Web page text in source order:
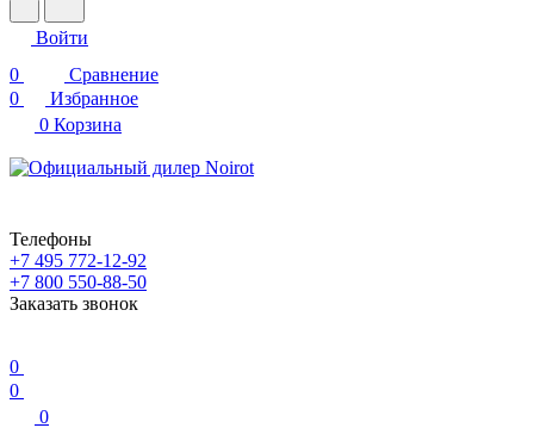
Войти
0
Сравнение
0
Избранное
0 Корзина
Телефоны
+7 495 772-12-92
+7 800 550-88-50
Заказать звонок
0
0
0